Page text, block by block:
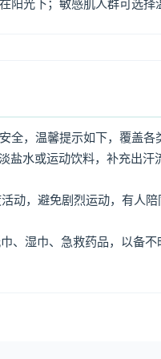
光下；敏感肌人群可选择
全，温馨提示如下，覆盖各
盐水或运动饮料，补充出汗
动，避免剧烈运动，有人
、湿巾、急救药品，以备